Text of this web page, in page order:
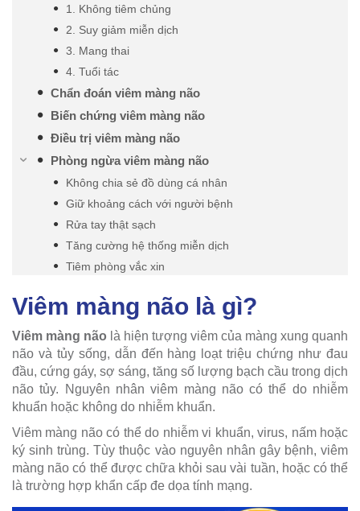
1. Không tiêm chủng
2. Suy giảm miễn dịch
3. Mang thai
4. Tuổi tác
Chẩn đoán viêm màng não
Biến chứng viêm màng não
Điều trị viêm màng não
Phòng ngừa viêm màng não
Không chia sẻ đồ dùng cá nhân
Giữ khoảng cách với người bệnh
Rửa tay thật sạch
Tăng cường hệ thống miễn dịch
Tiêm phòng vắc xin
Viêm màng não là gì?
Viêm màng não là hiện tượng viêm của màng xung quanh
não và tủy sống, dẫn đến hàng loạt triệu chứng như đau
đầu, cứng gáy, sợ sáng, tăng số lượng bạch cầu trong dịch
não tủy. Nguyên nhân viêm màng não có thể do nhiễm
khuẩn hoặc không do nhiễm khuẩn.
Viêm màng não có thể do nhiễm vi khuẩn, virus, nấm hoặc
ký sinh trùng. Tùy thuộc vào nguyên nhân gây bệnh, viêm
màng não có thể được chữa khỏi sau vài tuần, hoặc có thể
là trường hợp khẩn cấp đe dọa tính mạng.